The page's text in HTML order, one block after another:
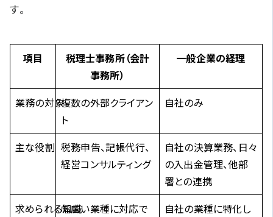
す。
項目
税理士事務所（会計
事務所）
一般企業の経理
業務の対象複数の外部クライアン
ト
自社のみ
主な役割 税務申告、記帳代行、
経営コンサルティング
自社の決算業務、日々
の入出金管理、他部
署との連携
求められる知識幅広い業種に対応で
自社の業種に特化し